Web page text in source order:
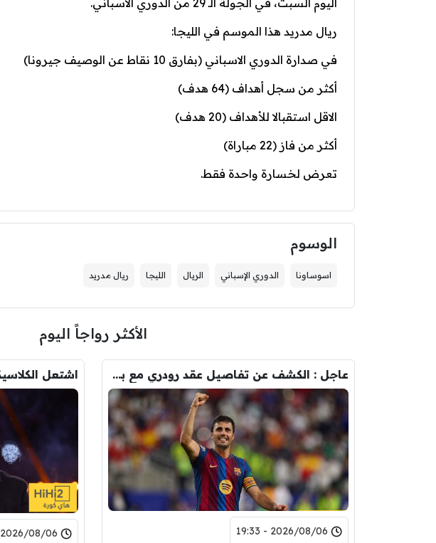
اليوم السبت، في الجولة الـ 29 من الدوري الاسباني.
ريال مدريد هذا الموسم في الليجا:
في صدارة الدوري الاسباني (بفارق 10 نقاط عن الوصيف جيرونا)
أكثر من سجل أهداف (64 هدف)
الاقل استقبالا للأهداف (20 هدف)
أكثر من فاز (22 مباراة)
تعرض لخسارة واحدة فقط.
الوسوم
اسوساونا الدوري الإسباني الريال الليجا ريال مدريد
الأكثر رواجاً اليوم
عاجل : الكشف عن تفاصيل عقد رودري مع برشلونة.. قيمة الصفقة والراتب
2026/08/06 - 19:33
2026/08/06 - 01:29